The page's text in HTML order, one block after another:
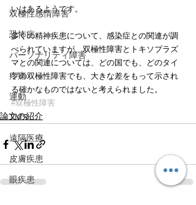
双極性感情障害
恐怖症
パーソナリティ障害
疼痛
運動
TMS
遠隔医療
皮膚疾患
眼疾患
いはあるようです。
多くの精神疾患について、感染症との関連が調
べられていますが、双極性障害とトキソプラズ
マとの関連については、どの国でも、どのタイ
プの双極性障害でも、大きな差をもって示され
る確かなものではないと考えられました。
#双極性障害
論文の紹介